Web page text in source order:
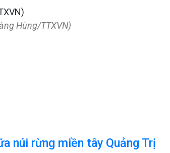
Hùng/TTXVN)
núi rừng miền tây Quảng Trị